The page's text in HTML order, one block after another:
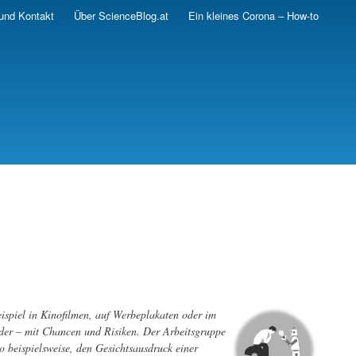
Kontakt Über ScienceBlog.at Ein kleines Corona – How-to
in Kinofilmen, auf Werbeplakaten oder im
– mit Chancen und Risiken. Der Arbeitsgruppe
den Gesichtsausdruck einer